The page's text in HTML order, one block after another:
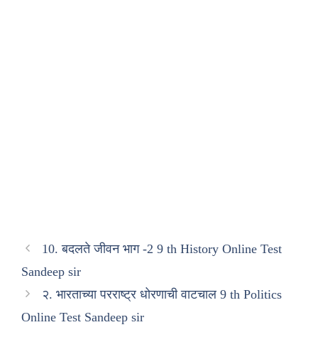
10. बदलते जीवन भाग -2 9 th History Online Test
Sandeep sir
२. भारताच्या परराष्ट्र धोरणाची वाटचाल 9 th Politics
Online Test Sandeep sir